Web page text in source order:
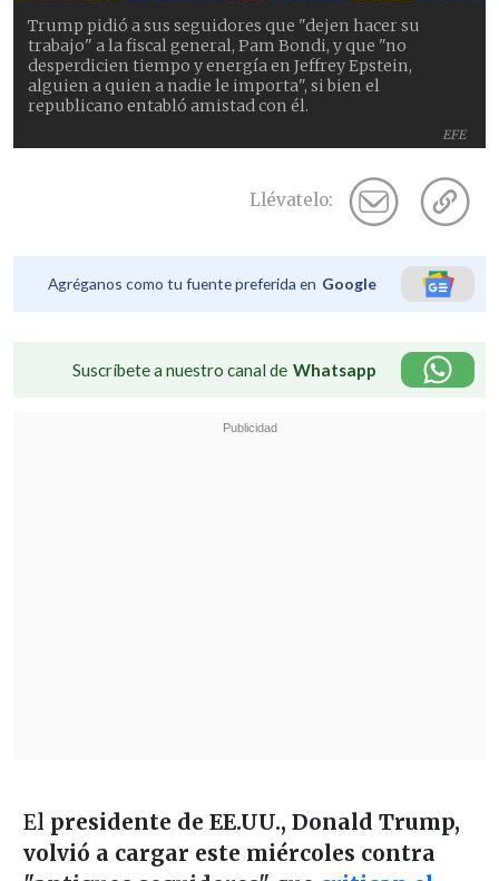
EFE
Trump pidió a sus seguidores que "dejen hacer su
trabajo" a la fiscal general, Pam Bondi, y que "no
desperdicien tiempo y energía en Jeffrey Epstein,
alguien a quien a nadie le importa", si bien el
republicano entabló amistad con él.
Llévatelo:
Agréganos como tu fuente preferida en Google
Suscríbete a nuestro canal de Whatsapp
El presidente de EE.UU., Donald Trump,
volvió a cargar este miércoles contra